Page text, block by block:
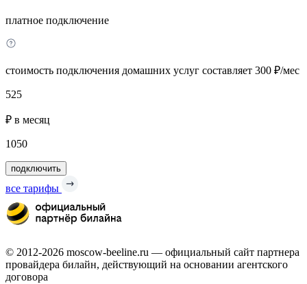
платное подключение
стоимость подключения домашних услуг составляет 300 ₽/мес
525
₽ в месяц
1050
подключить
все тарифы
© 2012-2026 moscow-beeline.ru — официальный сайт партнера
провайдера билайн, действующий на основании агентского
договора